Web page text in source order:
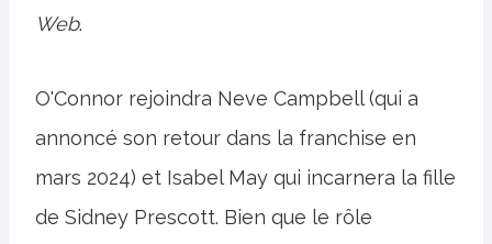
Web.
O'Connor rejoindra Neve Campbell (qui a
annoncé son retour dans la franchise en
mars 2024) et Isabel May qui incarnera la fille
de Sidney Prescott. Bien que le rôle